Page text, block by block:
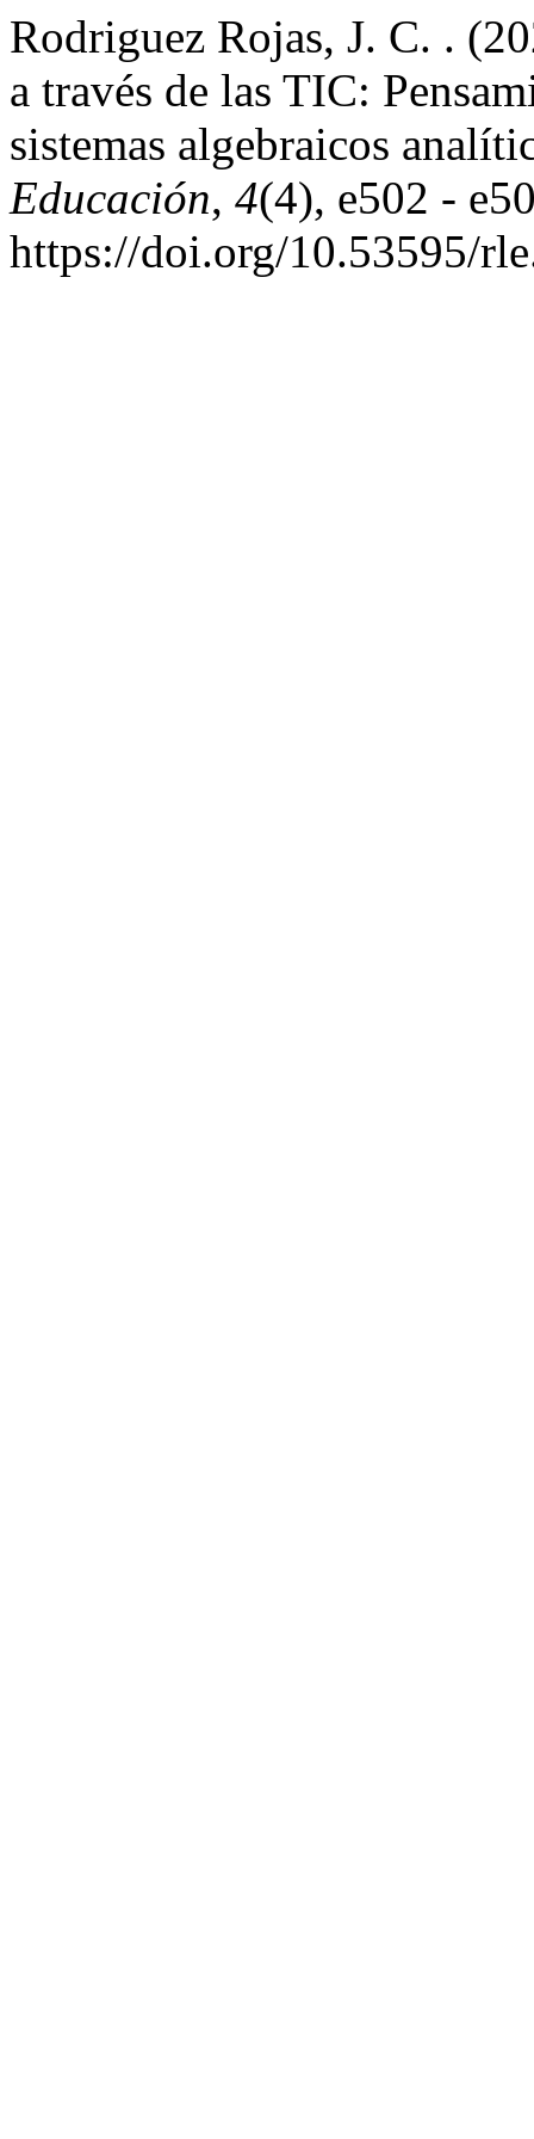
Rodriguez Rojas, J. C. .
a través de las TIC:
sistemas algebraicos
Educación, 4(4), e502 -
https://doi.org/10.53595/